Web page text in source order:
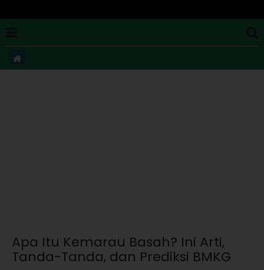
Apa Itu Kemarau Basah? Ini Arti,
Tanda-Tanda, dan Prediksi BMKG